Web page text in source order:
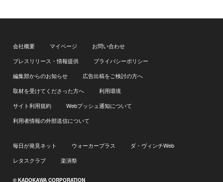
会社概要 マイページ
お問い合わせ
プレスリリース・情報提供
プライバシーポリシー
編集部からのお知らせ
広告出稿をご検討の方へ
取材を受けてくださった方へ
利用環境
サイト利用規約
Webプッシュ通知について
利用者情報の外部送信について
毎日が発見ネット ウォーカープラス
ダ・ヴィンチWeb
レタスクラブ
楽演祭
© KADOKAWA CORPORATION